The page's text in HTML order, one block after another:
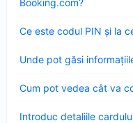
Booking.com?
Ce este codul PIN şi la
închis
Unde pot găsi
închis
Cum pot vedea cât va
închis
Introduc detaliile
închis